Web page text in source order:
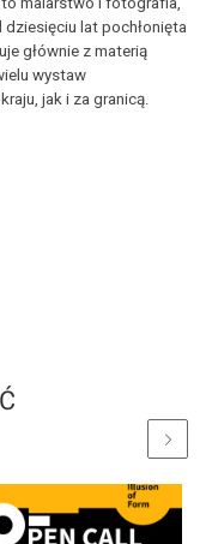
lat pochłonięta
głównie z materią
wystaw
jak i za granicą.